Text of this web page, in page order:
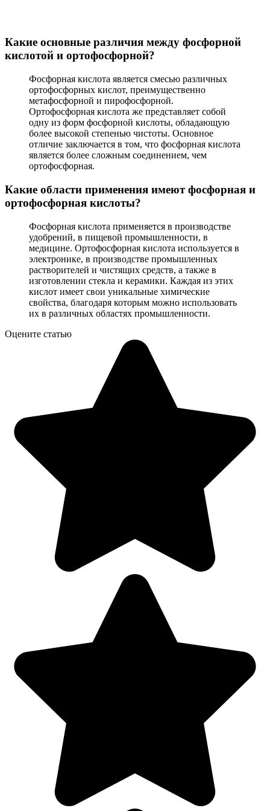
Какие основные различия между фосфорной
кислотой и ортофосфорной?
Фосфорная кислота является смесью различных
ортофосфорных кислот, преимущественно
метафосфорной и пирофосфорной.
Ортофосфорная кислота же представляет собой
одну из форм фосфорной кислоты, обладающую
более высокой степенью чистоты. Основное
отличие заключается в том, что фосфорная кислота
является более сложным соединением, чем
ортофосфорная.
Какие области применения имеют фосфорная и
ортофосфорная кислоты?
Фосфорная кислота применяется в производстве
удобрений, в пищевой промышленности, в
медицине. Ортофосфорная кислота используется в
электронике, в производстве промышленных
растворителей и чистящих средств, а также в
изготовлении стекла и керамики. Каждая из этих
кислот имеет свои уникальные химические
свойства, благодаря которым можно использовать
их в различных областях промышленности.
Оцените статью